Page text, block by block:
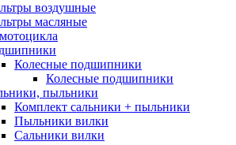
воздушные
масляные
Колесные подшипники
Колесные подшипники
пыльники
Комплект сальники + пыльники
Пыльники вилки
Сальники вилки